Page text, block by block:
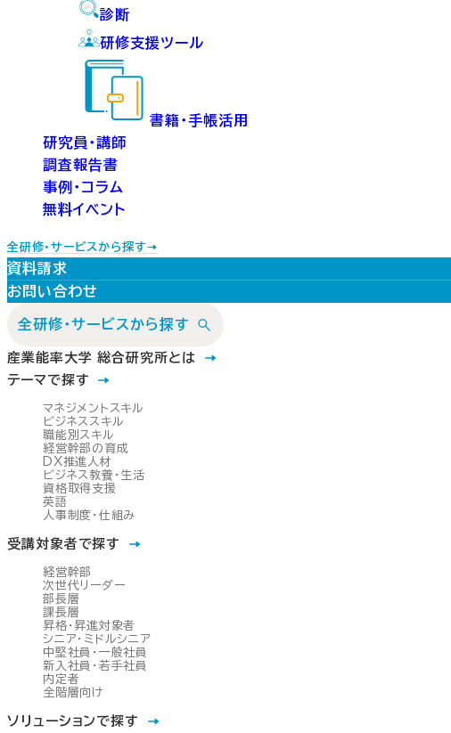
診断
研修支援ツール
書籍・手帳活用
研究員・講師
調査報告書
事例・コラム
無料イベント
全研修・サービスから探す
資料請求
お問い合わせ
全研修・サービスから探す
産業能率大学 総合研究所とは
テーマで探す
マネジメントスキル
ビジネススキル
職能別スキル
経営幹部の育成
DX推進人材
ビジネス教養・生活
資格取得支援
英語
人事制度・仕組み
受講対象者で探す
経営幹部
次世代リーダー
部長層
課長層
昇格・昇進対象者
シニア・ミドルシニア
中堅社員・一般社員
新入社員・若手社員
内定者
全階層向け
ソリューションで探す